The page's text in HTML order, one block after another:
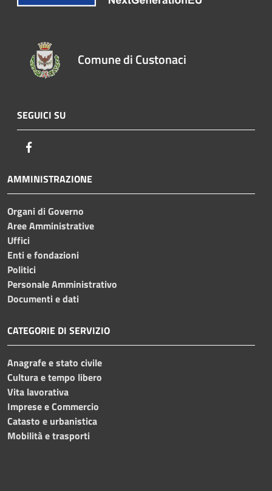
Comune di Custonaci
SEGUICI SU
AMMINISTRAZIONE
Organi di Governo
Aree Amministrative
Uffici
Enti e fondazioni
Politici
Personale Amministrativo
Documenti e dati
CATEGORIE DI SERVIZIO
Anagrafe e stato civile
Cultura e tempo libero
Vita lavorativa
Imprese e Commercio
Catasto e urbanistica
Mobilità e trasporti